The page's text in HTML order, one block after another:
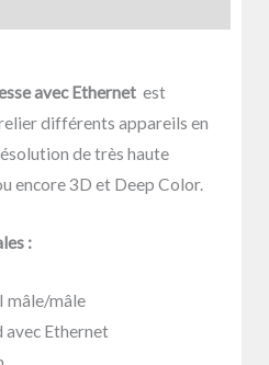
avec Ethernet est
différents appareils en
de très haute
encore 3D et Deep Color.
:
mâle/mâle
avec Ethernet